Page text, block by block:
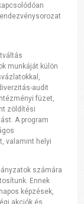
munkáját külön
audit
füzet,
zöldítési
A program
valamint helyi
számára
Ennek
képzések,
akciók és